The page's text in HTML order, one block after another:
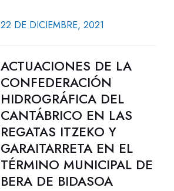
22 DE DICIEMBRE, 2021
ACTUACIONES DE LA
CONFEDERACIÓN
HIDROGRÁFICA DEL
CANTÁBRICO EN LAS
REGATAS ITZEKO Y
GARAITARRETA EN EL
TÉRMINO MUNICIPAL DE
BERA DE BIDASOA